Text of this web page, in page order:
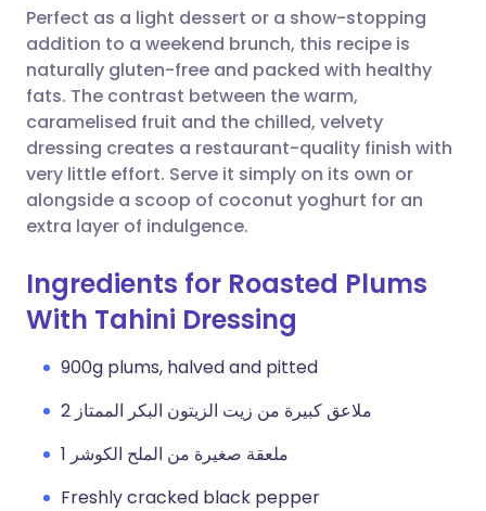
مشاركة عبر واتساب
نسخ الرابط
🇸🇦 عربي 🇸🇪 Svenska
Perfect as a light dessert or a show-stopping
addition to a weekend brunch, this recipe is
naturally gluten-free and packed with healthy
fats. The contrast between the warm,
caramelised fruit and the chilled, velvety
dressing creates a restaurant-quality finish with
very little effort. Serve it simply on its own or
alongside a scoop of coconut yoghurt for an
extra layer of indulgence.
Ingredients for Roasted Plums
With Tahini Dressing
900g plums, halved and pitted
2 ملاعق كبيرة من زيت الزيتون البكر الممتاز
1 ملعقة صغيرة من الملح الكوشر
Freshly cracked black pepper